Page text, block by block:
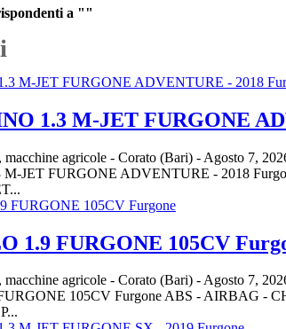
a ""
1.3 M-JET FURGONE
agricole - Corato (Bari) - Agosto 7,
M-JET FURGONE ADVENTURE - 2018
1.9 FURGONE 105CV
agricole - Corato (Bari) -Agosto 7,
105CV Furgone ABS - AIRBAG